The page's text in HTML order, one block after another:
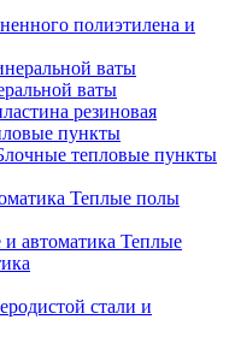
полиэтилена и
ваты
резиновая
пункты
тепловые пункты
Теплые полы
Теплые